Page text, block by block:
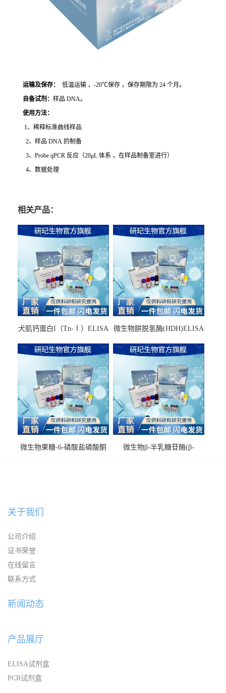
运输及保存：
低温运输 ，-20℃保存 ，保存期限为 24 个月。
自备试剂： 样品 DNA。
使用方法：
1、稀释标准曲线样品
2、样品 DNA 的制备
3、Probe qPCR 反应（20μL 体系 ，在样品制备室进行）
4、数据处理
相关产品：
犬肌钙蛋白I（Tn-Ⅰ）ELISA
微生物肼脱氢酶(HDH)ELISA
微生物果糖-6-磷酸盐磷酸酮
微生物β-半乳糖苷酶(β-
关于我们
公司介绍
证书荣誉
在线留言
联系方式
新闻动态
产品展厅
ELISA试剂盒
PCR试剂盒